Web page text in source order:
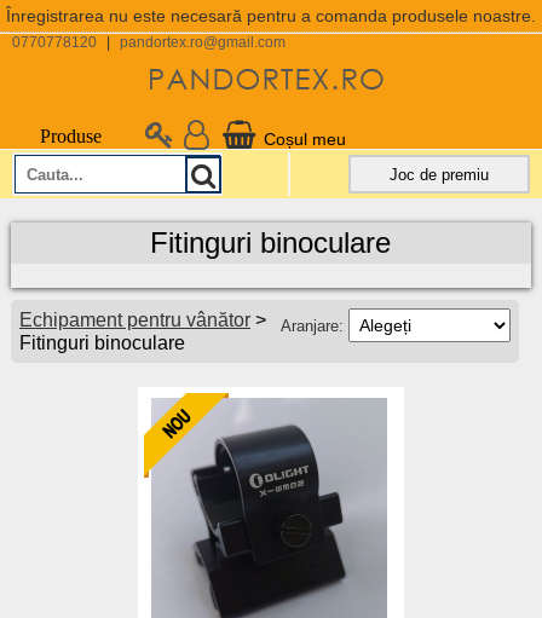
Înregistrarea nu este necesară pentru a comanda produsele noastre.
0770778120 pandortex.ro@gmail.com
Produse Coșul meu
Joc de premiu
Fitinguri binoculare
Aranjare:
Echipament pentru vânător>
Fitinguri binoculare